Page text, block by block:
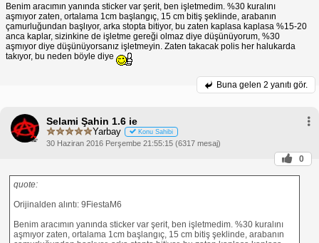
Karavanlar için kullanılan bazı özel çıkartmaların
ruhsata işlenmesi gerekebilir. Bu çıkartmalar
genellikle aracın ağırlığını veya boyutlarını
değiştirdiği içindir.
Araca Şerit Çektirme
Araca şerit çektirmek için profesyonel bir
uygulamacı bulmanız önerilir. Bu, şeridin düzgün ve
Araç yan şeritleri için çok çeşitli modeller mevcuttur.
Kişisel stilinize ve aracınıza uygun bir tasarım
sizin sorumluluğunuzda olduğunu unutmayın.
Benim aracımın yanında sticker var şerit, ben işletmedim. %30 kuralını
aşmıyor zaten, ortalama 1cm başlangıç, 15 cm bitiş şeklinde, arabanın
çamurluğundan başlıyor, arka stopta bitiyor, bu zaten kaplasa kaplasa %15-20
anca kaplar, sizinkine de işletme gereği olmaz diye düşünüyorum, %30
aşmıyor diye düşünüyorsanız işletmeyin. Zaten takacak polis her halukarda
takıyor, bu neden böyle diye
Buna gelen 2 yanıtı gör.
Selami Şahin 1.6 ie
Yarbay Konu Sahibi
30 Haziran 2016 Perşembe 21:55:15 (6317 mesaj)
0
quote:
Orijinalden alıntı: 9FiestaM6
Benim aracımın yanında sticker var şerit, ben işletmedim. %30 kuralını
aşmıyor zaten, ortalama 1cm başlangıç, 15 cm bitiş şeklinde, arabanın